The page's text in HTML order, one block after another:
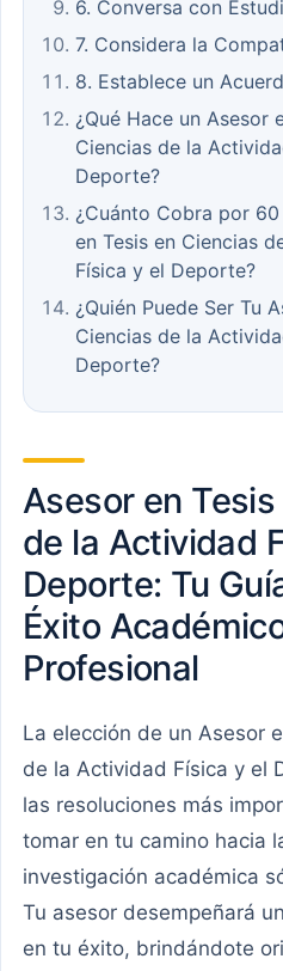
6. Conversa con
7. Considera la
8. Establece un
¿Qué Hace un Asesor
Ciencias de la
Deporte?
¿Cuánto Cobra por
en Tesis en Ciencias
Física y el Deporte?
¿Quién Puede Ser Tu
Ciencias de la
Deporte?
Asesor en
de la Actividad
Deporte: Tu
Éxito
Profesional
La elección de un Asesor
de la Actividad Física y el
las resoluciones más
tomar en tu camino hacia
investigación académica
Tu asesor desempeñará
en tu éxito, brindándote